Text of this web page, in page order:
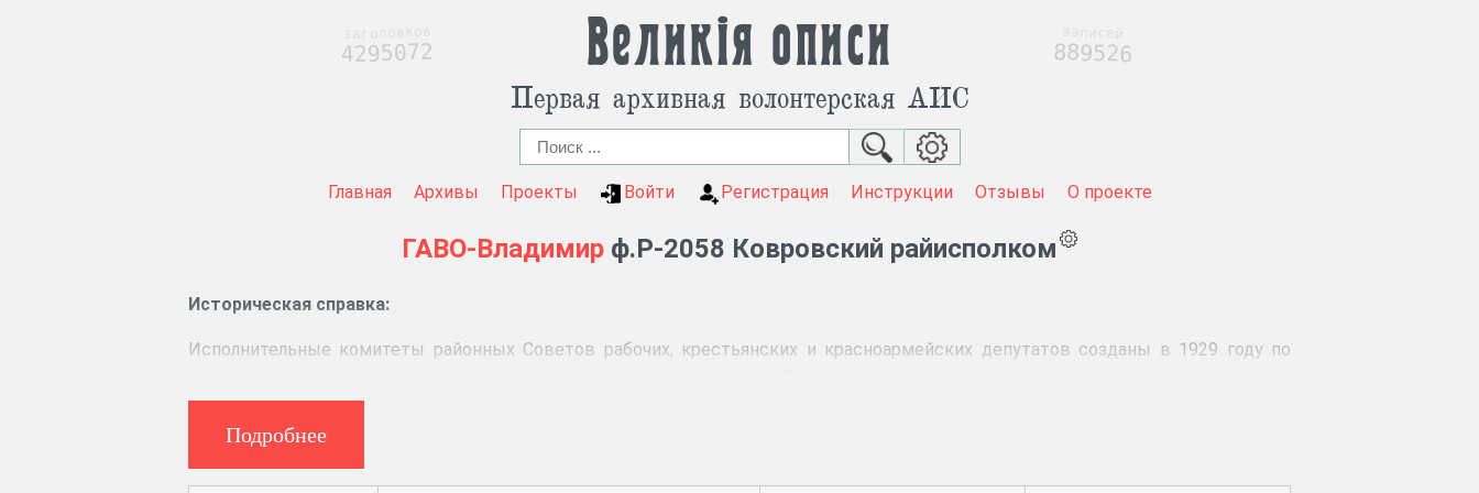
Великія описи
Первая архивная волонтерская АИС
Главная Архивы Проекты Войти Регистрация Инструкции Отзывы О проекте
ГАВО-Владимир ф.Р-2058 Ковровский райисполком
Историческая справка:
Исполнительные комитеты районных Советов рабочих, крестьянских и красноармейских депутатов созданы в 1929 году по
Постановлением ВЦИК от 6 апреля 1928 г. Райисполкомы избирались районными съездами Советов и в период между съездами
являлись высшими органами государственной власти в районе. Подчинялись районному съезду Советов и исполкому
1929 г. На организационном заседании Пленума Ковровского райисполкома того же числа был избран президиум исполкома,
Подробнее
4295072 889526